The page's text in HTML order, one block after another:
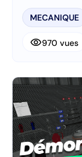
MECANIQUE
visibility970 vues